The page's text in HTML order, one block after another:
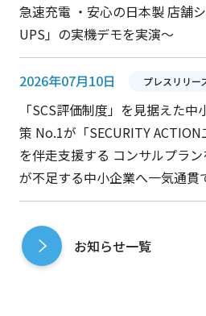
急速充電 ・安心の日本製 店舗
UPS」の実機デモを実演～
2026年07月10日 プレスリリー
「SCS評価制度」を見据えた
策 No.1が「SECURITY
を伴走支援する コンサルプラ
が不足する中小企業へ一気通貫
お知らせ一覧